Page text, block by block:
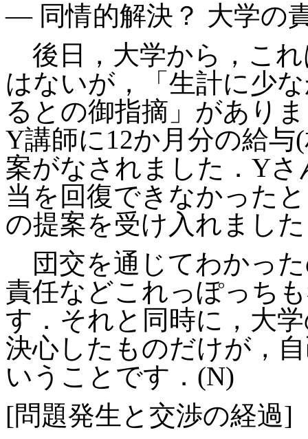
― 同情的解決？ 大学の
後日，大学から，こ
はないが，「生計に少
るとの御指摘」があり
Y講師に12か月分の給
案がなされました．Y
当を回復できなかった
の提案を受け入れまし
団交を通じてわかっ
責任などこれっぽっち
す．それと同時に，大
決心したものだけが，
いうことです．(N)
[問題発生と交渉の経過]